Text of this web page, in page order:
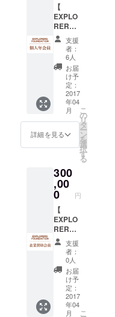
【
EXPLO
RERS
FOUND
ATION
個人年
会員 】
・オリ
ジナル
ステッ
カー ・
冒険・
探検情
報メー
ルマガ
ジン
回） ・
選考委
員をは
じめと
する冒
険家、
探検
家、登
山家た
ちが執
筆する
会報
（年２
回） ・
遠征報
支援
者：
6人
お届
け予
定：
2017
年04
月
詳細を見る
こ
の
リ
タ
ー
ン
を
選
択
す
る
300
,00
0 円
【
EXPLO
RERS
FOUND
ATION
企業賛
助会員
】 ・オ
リジナ
ルス
テッ
支援
者：
0人
お届
け予
定：
2017
年04
月
こ